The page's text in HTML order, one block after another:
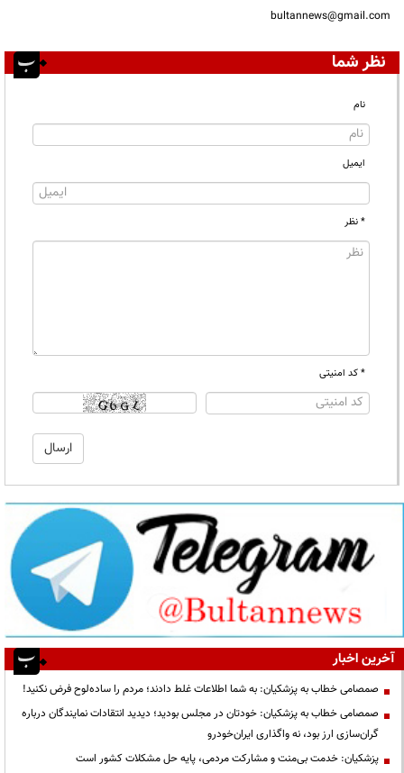
bultannews@gmail.com
نظر شما
نام
ایمیل
* نظر
* کد امنیتی
آخرین اخبار
صمصامی خطاب به پزشکیان: به شما اطلاعات غلط دادند؛ مردم را ساده‌لوح فرض نکنید!
صمصامی خطاب به پزشکیان: خودتان در مجلس بودید؛ دیدید انتقادات نمایندگان درباره
گران‌سازی ارز بود، نه واگذاری ایران‌خودرو
پزشکیان: خدمت بی‌منت و مشارکت مردمی، پایه حل مشکلات کشور است